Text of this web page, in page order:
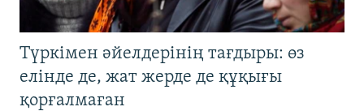
Түркімен әйелдерінің тағдыры: өз
елінде де, жат жерде де құқығы
қорғалмаған